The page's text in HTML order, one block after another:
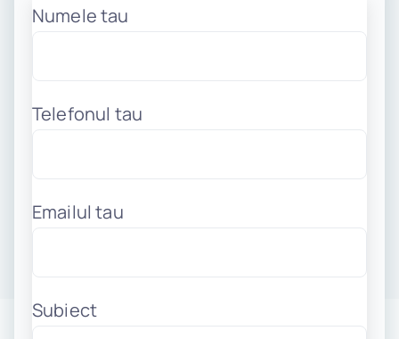
Numele tau
Telefonul tau
Emailul tau
Subiect